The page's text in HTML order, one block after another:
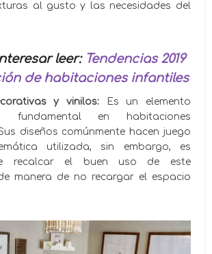
al gusto y las necesidades del
leer: Tendencias 2019
de habitaciones infantiles
y vinilos:
Es un elemento
fundamental en habitaciones
diseños comúnmente hacen juego
utilizada, sin embargo, es
recalcar el buen uso de este
manera de no recargar el espacio